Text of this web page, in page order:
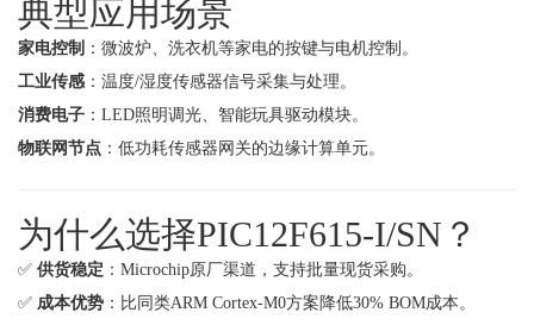
典型应用场景
家电控制 ：微波炉、洗衣机等家电的按键与电机控制。
工业传感 ：温度/湿度传感器信号采集与处理。
消费电子 ：LED照明调光、智能玩具驱动模块。
物联网节点 ：低功耗传感器网关的边缘计算单元。
为什么选择PIC12F615-I/SN？
✅ 供货稳定 ：Microchip原厂渠道，支持批量现货采购。
✅ 成本优势 ：比同类ARM Cortex-M0方案降低30% BOM成本。